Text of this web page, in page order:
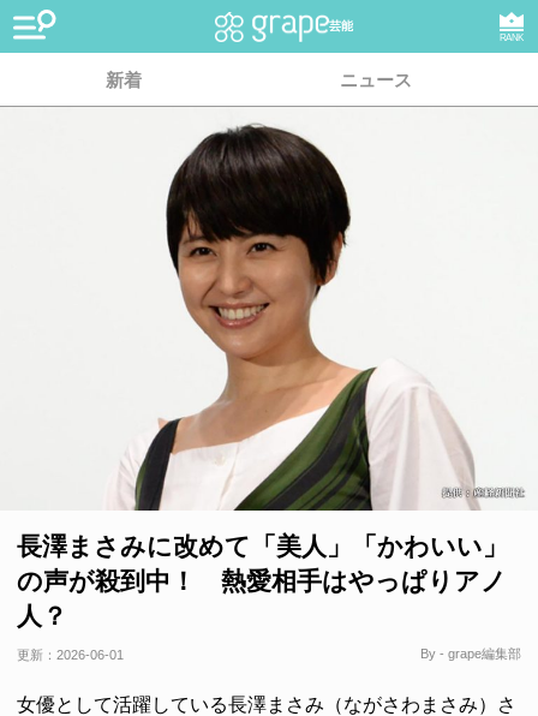
芸能
RANK
新着 ニュース
長澤まさみに改めて「美人」「かわいい」
の声が殺到中！ 熱愛相手はやっぱりアノ
人？
更新： 2026-06-01 By - grape編集部
女優として活躍している長澤まさみ（ながさわまさみ）さ